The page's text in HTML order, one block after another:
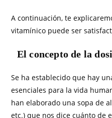
A continuación, te
vitamínico puede ser
El concepto de la
Se ha establecido que hay
esenciales para la vida
han elaborado una sopa de
etc.) que nos dice cuánto de